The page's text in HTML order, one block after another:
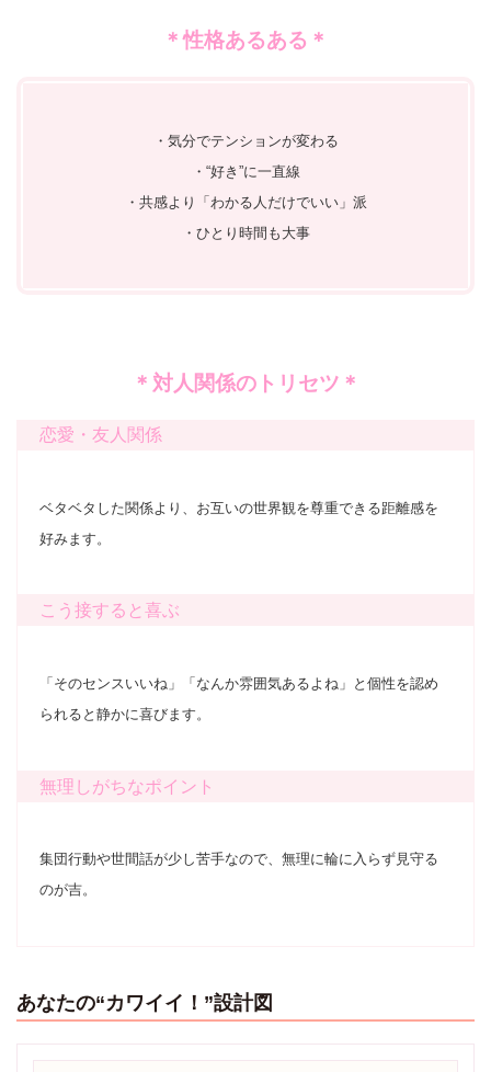
＊性格あるある＊
・気分でテンションが変わる
・“好き”に一直線
・共感より「わかる人だけでいい」派
・ひとり時間も大事
＊対人関係のトリセツ＊
恋愛・友人関係
ベタベタした関係より、お互いの世界観を尊重できる距離感を
好みます。
こう接すると喜ぶ
「そのセンスいいね」「なんか雰囲気あるよね」と個性を認め
られると静かに喜びます。
無理しがちなポイント
集団行動や世間話が少し苦手なので、無理に輪に入らず見守る
のが吉。
あなたの“カワイイ！”設計図